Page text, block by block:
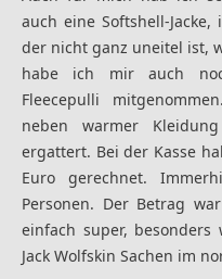
auch eine Softshell-
der nicht ganz uneitel ist,
habe ich mir auch
Fleecepulli
neben warmer
ergattert. Bei der Kasse
Euro gerechnet.
Personen. Der Betrag
einfach super,
Jack Wolfskin Sachen im